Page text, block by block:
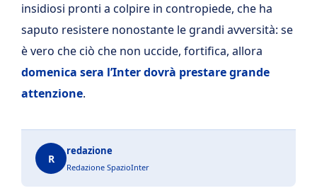
insidiosi pronti a colpire in contropiede, che ha
saputo resistere nonostante le grandi avversità: se
è vero che ciò che non uccide, fortifica, allora
domenica sera l’Inter dovrà prestare grande
attenzione.
R
redazione
Redazione SpazioInter